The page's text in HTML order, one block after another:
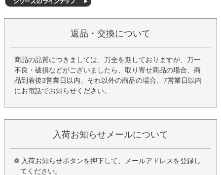
返品・交換について
商品の品質につきましては、万全を期しておりますが、万一
不良・破損などがございましたら、取り寄せ商品の場合、商
品到着後3営業日以内、それ以外の商品の場合、7営業日以内
にお電話でお知らせください。
入荷お知らせメールについて
入荷お知らせボタンを押下して、メールアドレスを登録し
てください。